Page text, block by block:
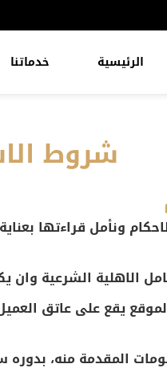
الرئيسية خدماتنا
شروط
ونأمل قراءتها
يقع على عاتق
المقدمة منه،